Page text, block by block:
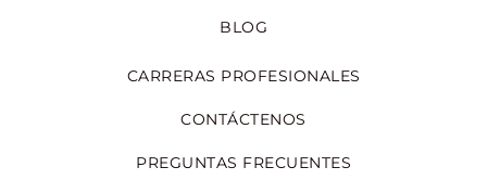
BLOG
CARRERAS PROFESIONALES
CONTÁCTENOS
PREGUNTAS FRECUENTES